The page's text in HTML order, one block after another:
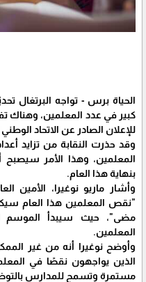
الحياة برس - تواجه البرتغال
كبير في عدد المعلمين، وهناك
للإعلان الصادر عن الاتحاد
وقد حذرت النقابة من تزايد
المعلمين، وهذا الأمر سيصبح
بنهاية هذا العام.
وأشار ماريو نوغيرا، الأمين
"نقص المعلمين هذا العام
مضى"، حيث سيبدأ الموسم
المعلمين.
وأوضح نوغيرا أنه من غير
الذين يواجهون نقصًا في
مستمرة وتسمح للمدارس